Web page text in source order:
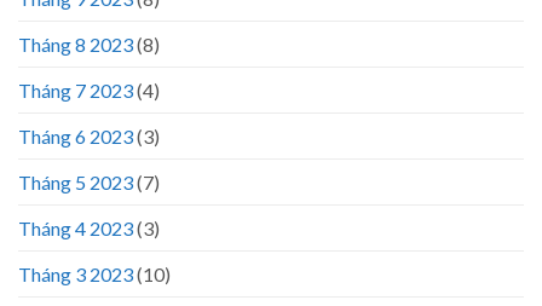
Tháng 8 2023(8)
Tháng 7 2023(4)
Tháng 6 2023(3)
Tháng 5 2023(7)
Tháng 4 2023(3)
Tháng 3 2023(10)